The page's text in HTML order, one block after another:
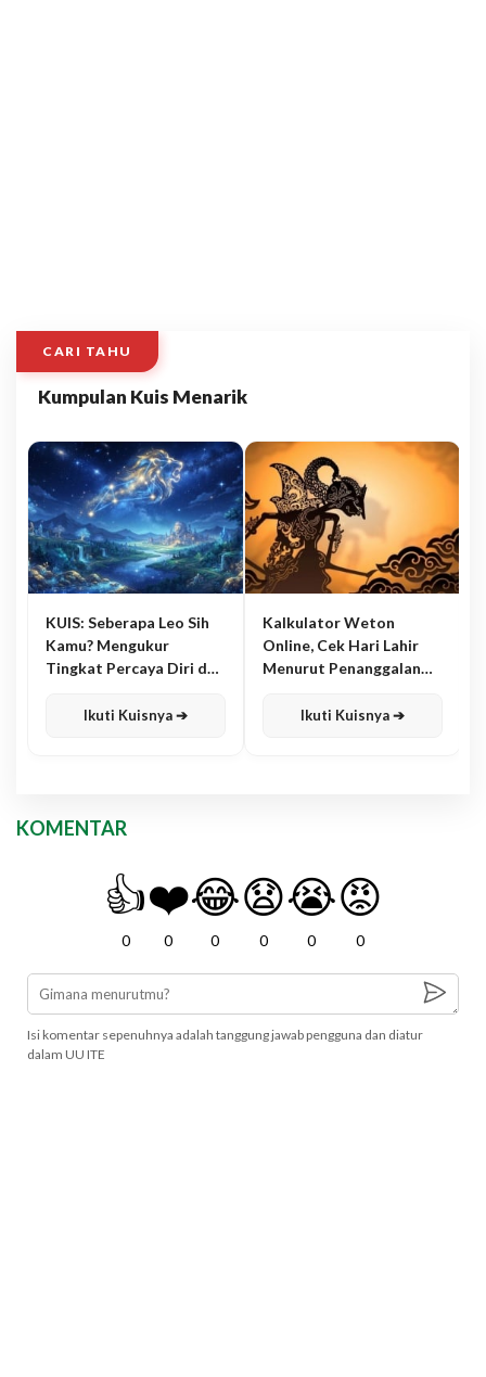
CARI TAHU
Kumpulan Kuis Menarik
KUIS: Seberapa Leo Sih
Kamu? Mengukur
Tingkat Percaya Diri dan
Ikuti Kuisnya ➔
Kalkulator Weton
Online, Cek Hari Lahir
Menurut Penanggalan
Ikuti Kuisnya ➔
KOMENTAR
👍
0
❤️
0
😂
0
😧
0
😭
0
😡
0
Isi komentar sepenuhnya adalah tanggung jawab pengguna dan diatur
dalam UU ITE